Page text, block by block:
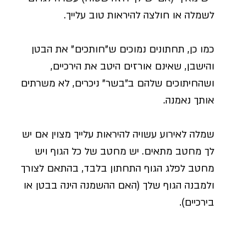
לשמלה או חולצה להיראות טוב עלייך.
כמו כן, תחתונים נמוכים ש"חותכים" את הבטן
והישבן, שאינם אורזים היטב את הירכיים,
ושהחיתוכים שלהם ב"בשר" ניכרים, לא משרתים
אותך נאמנה.
שמלה לאירוע עשויה להיראות עלייך מצוין אם יש
לך מחטב מתאים. יש מחטב של כל הגוף ויש
מחטב לפלג הגוף התחתון בלבד, בהתאם לצורך
ולמבנה הגוף שלך (האם ההשמנה הינה בבטן או
בירכיים).